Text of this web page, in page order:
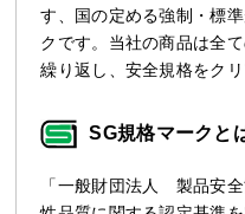
す、国の定める強制・標
クです。当社の商品は全
繰り返し、安全規格をクリ
SG規格マークと
「一般財団法人 製品安